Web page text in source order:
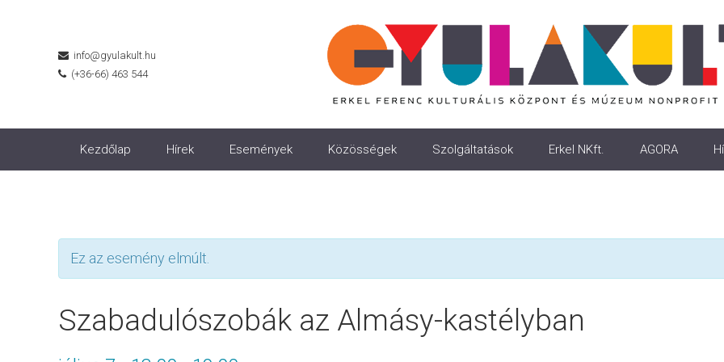
info@gyulakult.hu
(+36-66) 463 544
Kezdőlap Hírek Események Közösségek Szolgáltatások Erkel NKft. AGORA
Ez az esemény elmúlt.
Szabadulószobák az Almásy-kastélyban